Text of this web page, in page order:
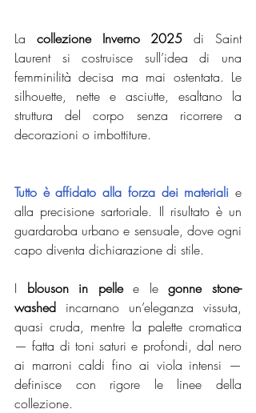
La collezione Inverno 2025 di Saint
Laurent si costruisce sull’idea di una
femminilità decisa ma mai ostentata. Le
silhouette, nette e asciutte, esaltano la
struttura del corpo senza ricorrere a
decorazioni o imbottiture.
Tutto è affidato alla forza dei materiali e
alla precisione sartoriale. Il risultato è un
guardaroba urbano e sensuale, dove ogni
capo diventa dichiarazione di stile.
I blouson in pelle e le gonne stone-
washed incarnano un’eleganza vissuta,
quasi cruda, mentre la palette cromatica
— fatta di toni saturi e profondi, dal nero
ai marroni caldi fino ai viola intensi —
definisce con rigore le linee della
collezione.